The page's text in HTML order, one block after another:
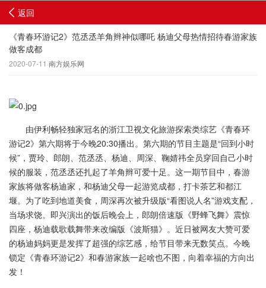
返回
《青春环游记2》范丞丞羊角辫神似哪吒 杨迪父母热情招待春游家族
做客成都
2020-07-11 南方娱乐网
由伊利畅轻独家冠名的浙江卫视文化旅游探索类综艺《青春环
游记2》第六期将于今晚20:30播出。第六期的节目主题是“回到小时
候”，贾玲、郎朗、范丞丞、杨迪、周深、鞠婧祎全员穿回自己小时
候的服装，范丞丞还扎起了羊角辫可爱十足。这一期节目中，春游
家族将做客杨迪家，和杨迪父母一起游览成都，打卡茶艺和都江
堰。为了吃到地道美食，周深再次被升级版“看图说人名”游戏支配，
当场求饶。即兴演出的饭后晚会上，郎朗倍速版《野蜂飞舞》震惊
四座，杨迪载歌载舞带来改编版《波斯猫》。近日被网友大赞可爱
的杨迪妈妈更是发挥了超强的综艺感，给节目带来无数笑点。今晚
锁定《青春环游记2》和春游家族一起啥也不图，向着幸福的方向出
发！